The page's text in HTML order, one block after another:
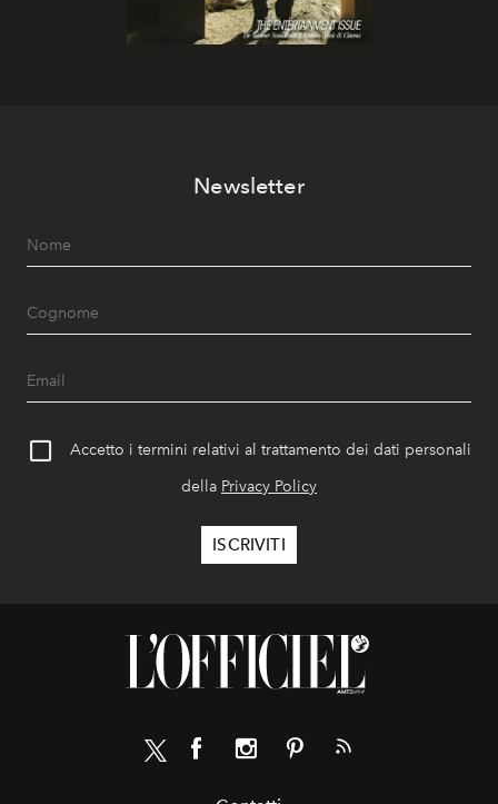
Newsletter
Accetto i termini relativi al trattamento dei dati personali
della Privacy Policy